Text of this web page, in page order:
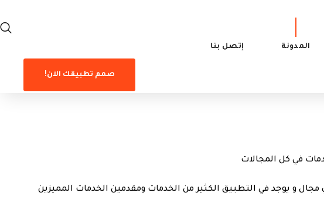
المدونة إتصل بنا
صمم تطبيقك الآن!
في كل المجالات
مجال و يوجد في التطبيق الكثير من الخدمات ومقدمين الخدمات المميزين